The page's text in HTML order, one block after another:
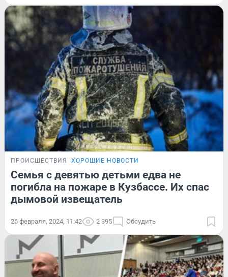
ПРОИСШЕСТВИЯ ХОРОШИЕ НОВОСТИ
Семья с девятью детьми едва не
погибла на пожаре в Кузбассе. Их спас
дымовой извещатель
26 февраля, 2024, 11:42 2 395 Обсудить